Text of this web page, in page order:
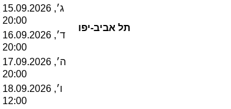
תל אביב-יפו
ג׳, 15.09.2026
20:00
ד׳, 16.09.2026
20:00
ה׳, 17.09.2026
20:00
ו׳, 18.09.2026
12:00